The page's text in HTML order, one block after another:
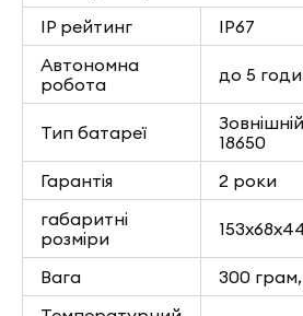
IP рейтинг
IP67
Автономна
робота
до 5
Тип батареї
18650
Гарантія
2 роки
габаритні
розміри
Вага
300